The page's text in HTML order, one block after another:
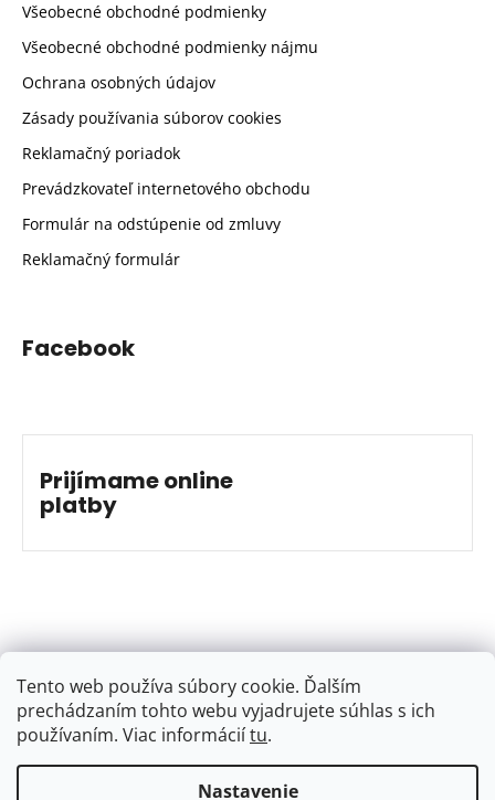
Tento web používa súbory cookie. Ďalším
prechádzaním tohto webu vyjadrujete súhlas s ich
používaním. Viac informáciítu.
Nastavenie
Všeobecné obchodné podmienky
Všeobecné obchodné podmienky nájmu
Ochrana osobných údajov
Zásady používania súborov cookies
Reklamačný poriadok
Prevádzkovateľ internetového obchodu
Formulár na odstúpenie od zmluvy
Reklamačný formulár
Facebook
Prijímame online
platby